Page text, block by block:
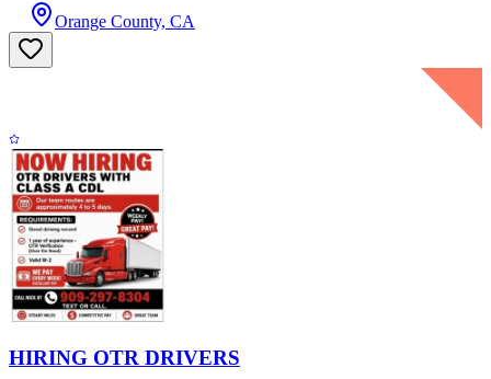
Orange County, CA
HIRING OTR DRIVERS